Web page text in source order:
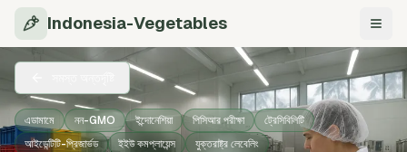
Indonesia-Vegetables
এডামামে নন-GMO ইন্দোনেশিয়া পিসিআর পরীক্ষা
ট্রেসিবিলিটি
আইডেন্টিটি-প্রিজার্ভড
ইইউ কমপ্লায়েন্স যুক্তরাষ্ট্র লেবেলিং